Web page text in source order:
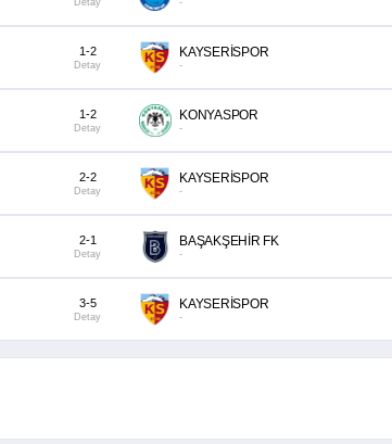
Detay -
1-2
Detay
KAYSERİSPOR
-
1-2
Detay
KONYASPOR
-
2-2
Detay
KAYSERİSPOR
-
2-1
Detay
BAŞAKŞEHİR FK
-
3-5
Detay
KAYSERİSPOR
-